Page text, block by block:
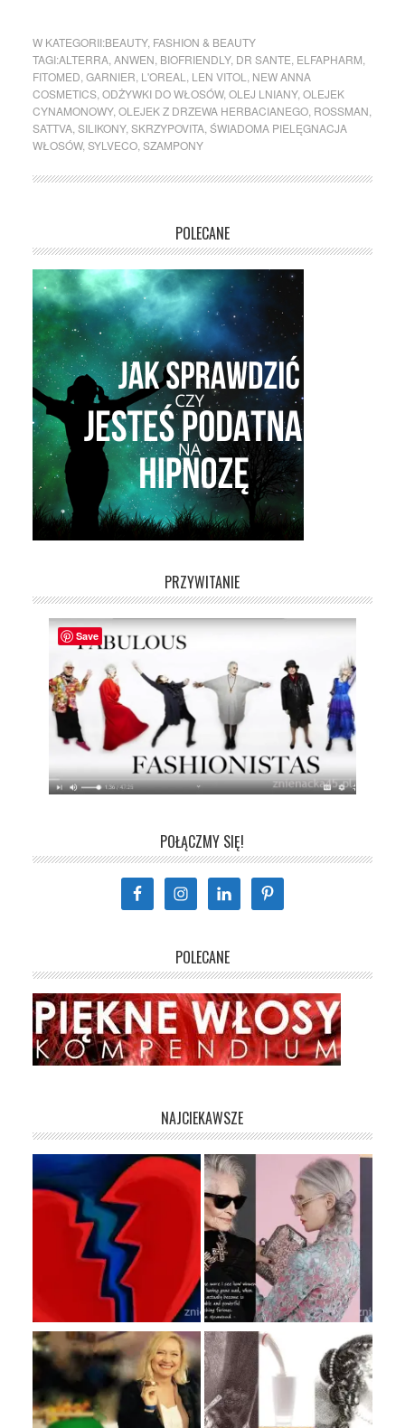
W KATEGORII:BEAUTY, FASHION & BEAUTY
TAGI:ALTERRA, ANWEN BIOFRIENDLY, DR SANTE ELFAPHARM
FITOMED GARNIER L'OREAL LEN VITOL
NEW ANNA
COSMETICS, ODŻYWKI DO WŁOSÓW, OLEJ LNIANY, OLEJEK
CYNAMONOWY, OLEJEK Z DRZEWA HERBACIANEGO, ROSSMAN
SATTVA, SILIKONY, SKRZYPOVITA, ŚWIADOMA PIELĘGNACJA
WŁOSÓW, SYLVECO, SZAMPONY
POLECANE
PRZYWITANIE
POŁĄCZMY SIĘ!
POLECANE
NAJCIEKAWSZE
Save